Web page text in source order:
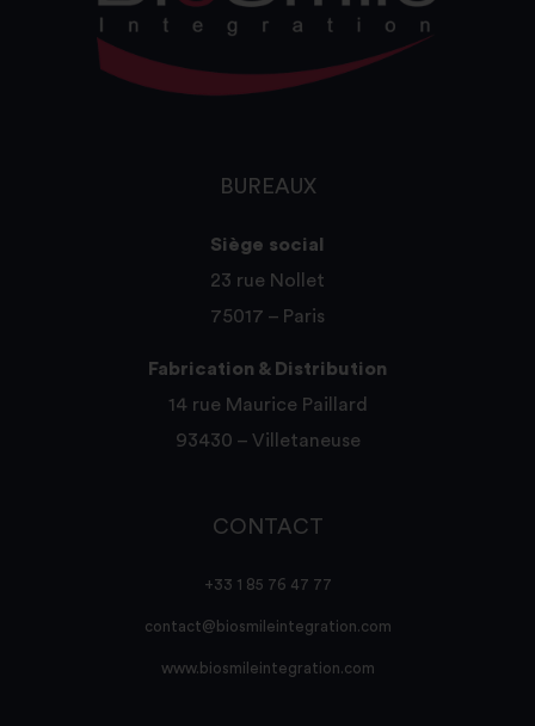
BUREAUX
Siège social
23 rue Nollet
75017 – Paris
Fabrication & Distribution
14 rue Maurice Paillard
93430 – Villetaneuse
CONTACT
+33 1 85 76 47 77
contact@biosmileintegration.com
www.biosmileintegration.com